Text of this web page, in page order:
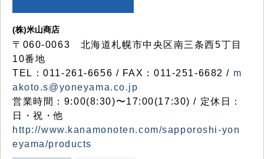
(株)米山商店
〒060-0063 北海道札幌市中央区南三条西5丁目
10番地
TEL：011-261-6656 / FAX：011-251-6682 / m
akoto.s@yoneyama.co.jp
営業時間：9:00(8:30)〜17:00(17:30) / 定休日：
日・祝・他
http://www.kanamonoten.com/sapporoshi-yon
eyama/products